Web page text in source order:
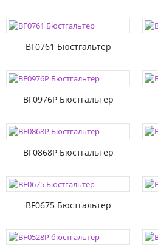
BF0761 Бюстгальтер
BF0976P Бюстгальтер
BF0868P Бюстгальтер
BF0675 Бюстгальтер